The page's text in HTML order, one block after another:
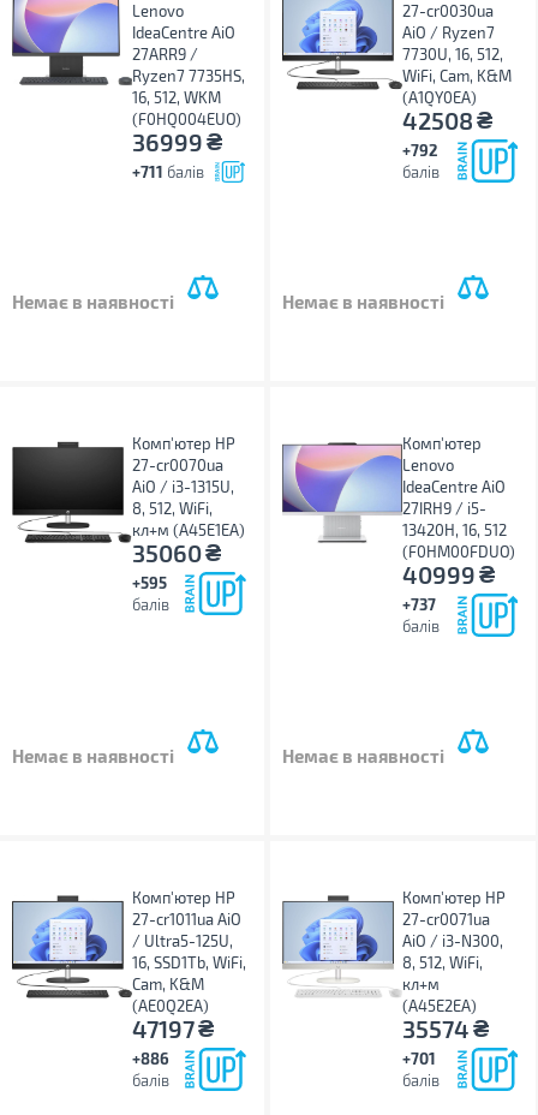
Lenovo
IdeaCentre AiO
27ARR9 /
Ryzen7 7735HS,
16, 512, WKM
(F0HQ004EUO)
36999₴
+711 балів
Немає в наявності
27-cr0030ua
AiO / Ryzen7
7730U, 16, 512,
WiFi, Cam, K&M
(A1QY0EA)
42508₴
+792
балів
Немає в наявності
Комп'ютер HP
27-cr0070ua
AiO / i3-1315U,
8, 512, WiFi,
кл+м (A45E1EA)
35060₴
+595
балів
Немає в наявності
Комп'ютер
Lenovo
IdeaCentre AiO
27IRH9 / i5-
13420H, 16, 512
(F0HM00FDUO)
40999₴
+737
балів
Немає в наявності
Комп'ютер HP
27-cr1011ua AiO
/ Ultra5-125U,
16, SSD1Tb, WiFi,
Cam, K&M
(AE0Q2EA)
47197₴
+886
балів
Комп'ютер HP
27-cr0071ua
AiO / i3-N300,
8, 512, WiFi,
кл+м
(A45E2EA)
35574₴
+701
балів